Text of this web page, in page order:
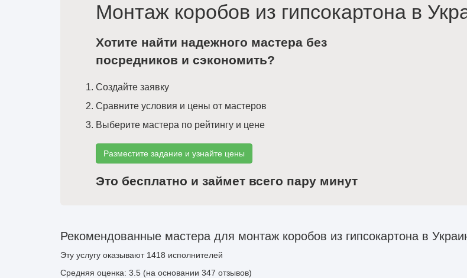
Монтаж коробов из гипсокартона в
Хотите найти надежного мастера без
посредников и сэкономить?
Создайте заявку
Сравните условия и цены от мастеров
Выберите мастера по рейтингу и цене
Разместите задание и узнайте цены
Это бесплатно и займет всего пару минут
Рекомендованные мастера для монтаж коробов из гипсокартона в
Эту услугу оказывают 1418 исполнителей
Средняя оценка: 3.5 (на основании 347 отзывов)